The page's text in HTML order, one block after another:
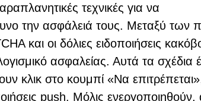
τεχνικές για να
την ασφάλειά τους. Μεταξύ των
και οι δόλιες ειδοποιήσεις
ασφαλείας. Αυτά τα σχέδια
κλικ στο κουμπί «Να
push. Μόλις ενεργοποιηθούν,